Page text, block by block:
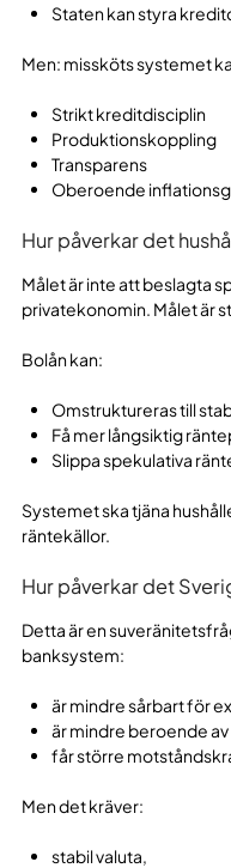
Staten kan styra
Men: missköts systemet
Strikt kreditdisciplin
Produktionskoppling
Transparens
Oberoende
Hur påverkar det
Målet är inte att beslagta
privatekonomin. Målet är
Bolån kan:
Omstruktureras till
Få mer långsiktig
Slippa spekulativa
Systemet ska tjäna
räntekällor.
Hur påverkar det
Detta är en
banksystem:
är mindre sårbart för
är mindre beroende
får större
Men det kräver:
stabil valuta,